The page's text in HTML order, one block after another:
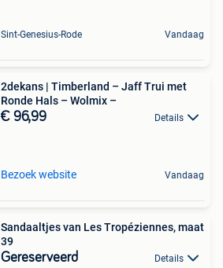
Sint-Genesius-Rode Vandaag
2dekans | Timberland – Jaff Trui met
Ronde Hals – Wolmix –
€ 96,99 Details
Bezoek website Vandaag
Sandaaltjes van Les Tropéziennes, maat
39 ️
Gereserveerd Details